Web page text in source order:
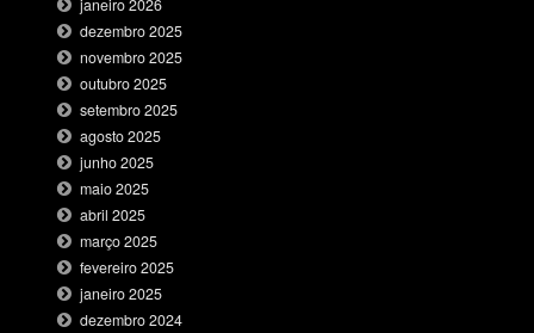
janeiro 2026
dezembro 2025
novembro 2025
outubro 2025
setembro 2025
agosto 2025
junho 2025
maio 2025
abril 2025
março 2025
fevereiro 2025
janeiro 2025
dezembro 2024